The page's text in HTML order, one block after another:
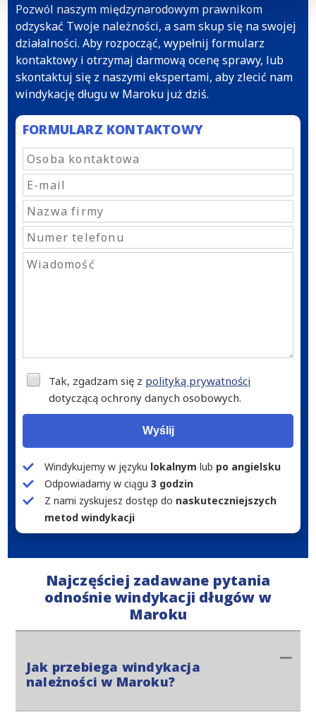
Pozwól naszym międzynarodowym prawnikom
odzyskać Twoje należności, a sam skup się na swojej
działalności. Aby rozpocząć, wypełnij formularz
kontaktowy i otrzymaj darmową ocenę sprawy, lub
skontaktuj się z naszymi ekspertami, aby zlecić nam
windykację długu w Maroku już dziś.
FORMULARZ KONTAKTOWY
Tak, zgadzam się z polityką prywatności
dotyczącą ochrony danych osobowych.
Wyślij
Windykujemy w języku lokalnym lub po angielsku
Odpowiadamy w ciągu 3 godzin
Z nami zyskujesz dostęp do naskuteczniejszych
metod windykacji
Najczęściej zadawane pytania
odnośnie windykacji długów w
Maroku
Jak przebiega windykacja
należności w Maroku?